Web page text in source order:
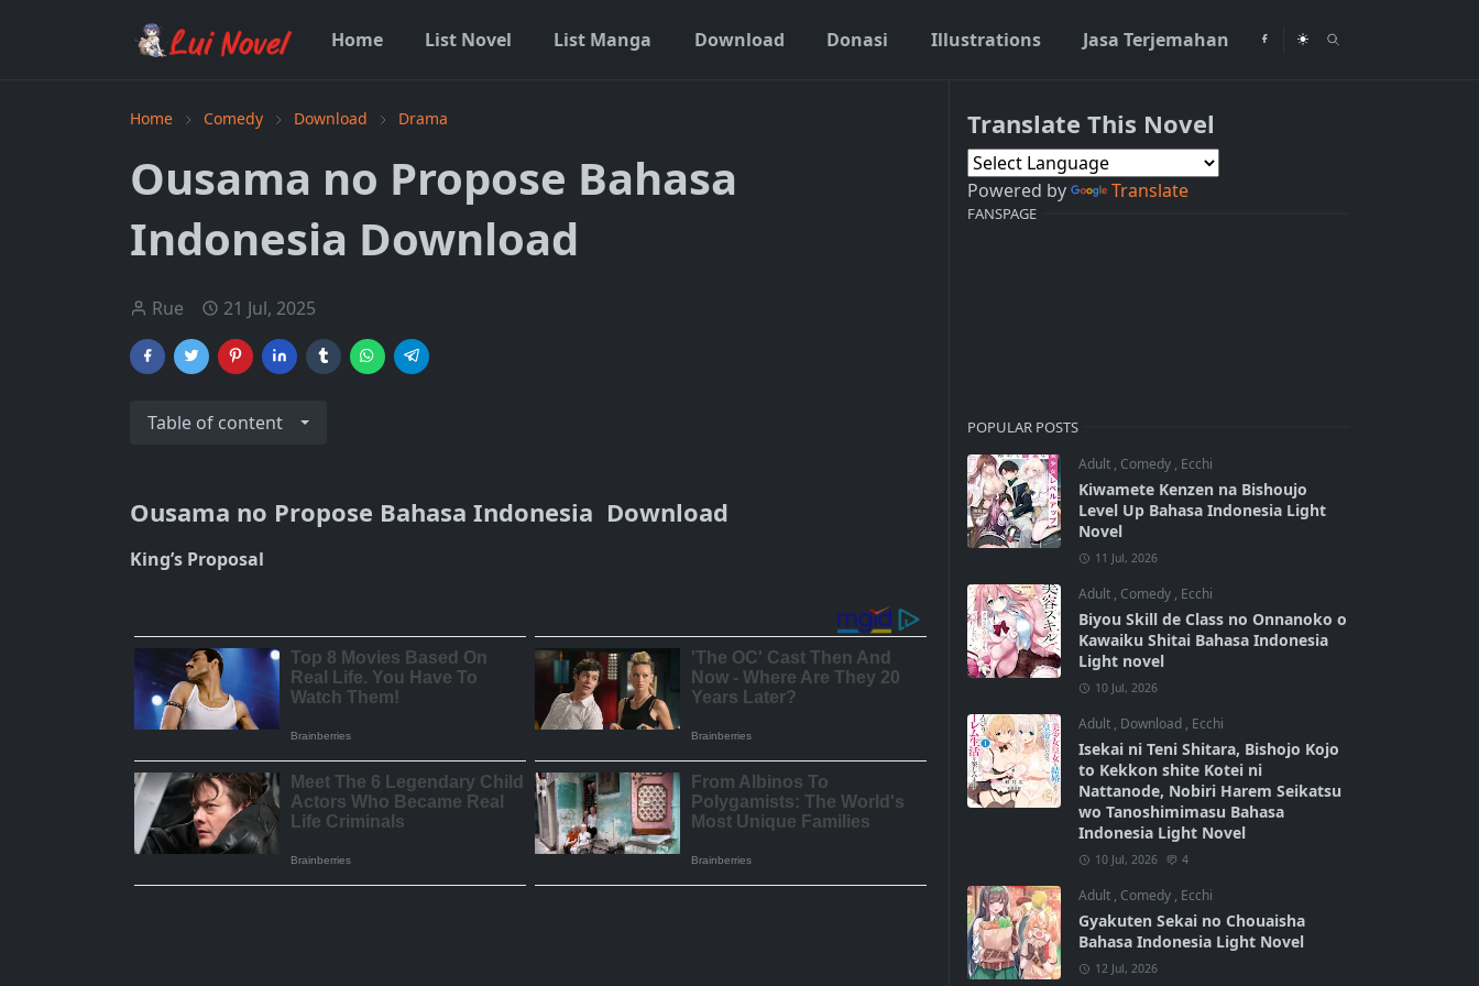
Home List Novel List Manga Download Donasi Illustrations Jasa Terjemahan
Home Comedy Download Drama
Ousama no Propose Bahasa
Indonesia Download
Rue 21 Jul, 2025
Table of content
Ousama no Propose Bahasa Indonesia Download
King’s Proposal
Translate This Novel
Powered by Translate
FANSPAGE
POPULAR POSTS
Adult , Comedy , Ecchi
Kiwamete Kenzen na Bishoujo
Level Up Bahasa Indonesia Light
Novel
11 Jul, 2026
Adult , Comedy , Ecchi
Biyou Skill de Class no Onnanoko o
Kawaiku Shitai Bahasa Indonesia
Light novel
10 Jul, 2026
Adult , Download , Ecchi
Isekai ni Teni Shitara, Bishojo Kojo
to Kekkon shite Kotei ni
Nattanode, Nobiri Harem Seikatsu
wo Tanoshimimasu Bahasa
Indonesia Light Novel
10 Jul, 2026 4
Adult , Comedy , Ecchi
Gyakuten Sekai no Chouaisha
Bahasa Indonesia Light Novel
12 Jul, 2026